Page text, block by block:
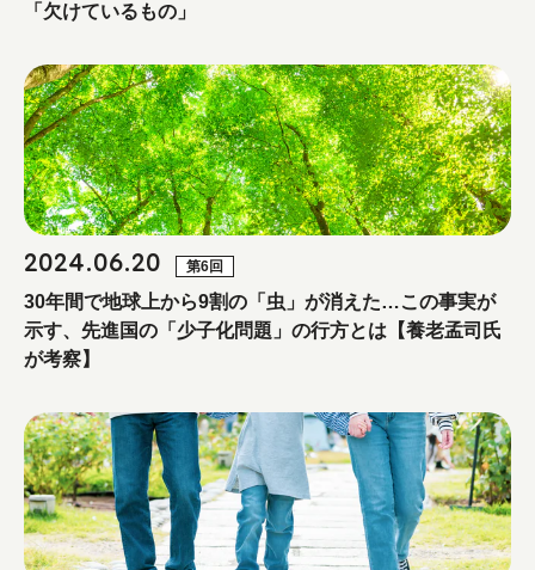
「欠けているもの」
2024.06.20 第6回
30年間で地球上から9割の「虫」が消えた…この事実が
示す、先進国の「少子化問題」の行方とは【養老孟司氏
が考察】